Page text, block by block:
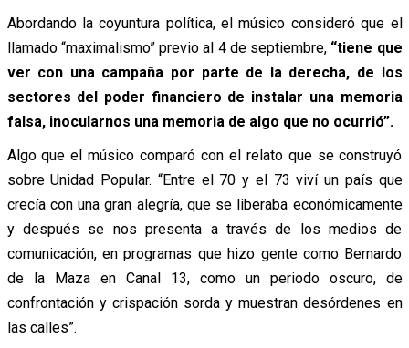
Abordando la coyuntura política, el músico consideró que el
llamado “maximalismo” previo al 4 de septiembre, “tiene que
ver con una campaña por parte de la derecha, de los
sectores del poder financiero de instalar una memoria
falsa, inocularnos una memoria de algo que no ocurrió”.
Algo que el músico comparó con el relato que se construyó
sobre Unidad Popular. “Entre el 70 y el 73 viví un país que
crecía con una gran alegría, que se liberaba económicamente
y después se nos presenta a través de los medios de
comunicación, en programas que hizo gente como Bernardo
de la Maza en Canal 13, como un periodo oscuro, de
confrontación y crispación sorda y muestran desórdenes en
las calles”.